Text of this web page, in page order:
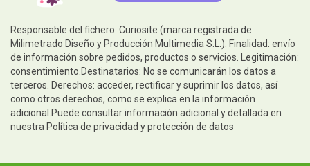
Responsable del fichero: Curiosite (marca registrada de
Milimetrado Diseño y Producción Multimedia S.L.). Finalidad: envío
de información sobre pedidos, productos o servicios. Legitimación:
consentimiento.Destinatarios: No se comunicarán los datos a
terceros. Derechos: acceder, rectificar y suprimir los datos, así
como otros derechos, como se explica en la información
adicional.Puede consultar información adicional y detallada en
nuestra Política de privacidad y protección de datos